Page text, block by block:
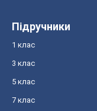
Підручники
1 клас
3 клас
5 клас
7 клас